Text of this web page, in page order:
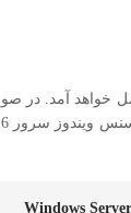
Windows